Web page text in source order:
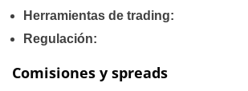
Herramientas de trading:
Regulación:
Comisiones y spreads